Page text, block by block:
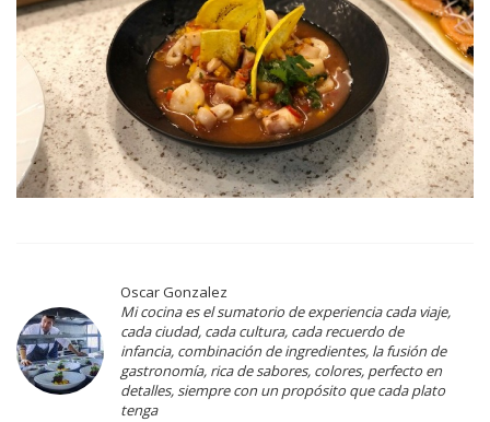
Oscar Gonzalez
Mi cocina es el sumatorio de experiencia cada viaje,
cada ciudad, cada cultura, cada recuerdo de
infancia, combinación de ingredientes, la fusión de
gastronomía, rica de sabores, colores, perfecto en
detalles, siempre con un propósito que cada plato
tenga